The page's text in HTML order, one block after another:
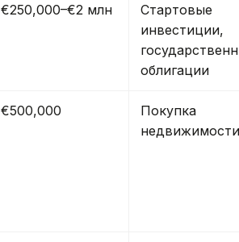
€250,000–€2 млн
Стартовые
инвестиции,
облигации
€500,000
Покупка
недвижимости